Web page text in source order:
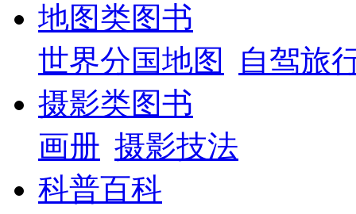
地图类图书
世界分国地图
自驾旅
摄影类图书
画册 摄影技法
科普百科